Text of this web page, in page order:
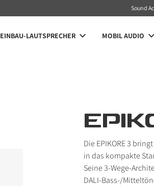
Sound
EINBAU-LAUTSPRECHER MOBIL AUDIO
Die EPIKORE 3
in das kompakte
Seine 3-Wege-
DALI-Bass-/